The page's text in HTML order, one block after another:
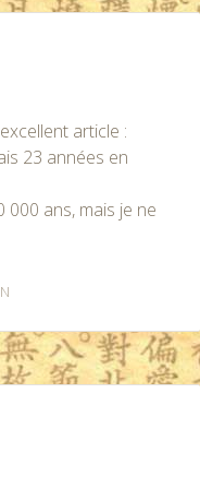
article :
23 années en
ans, mais je ne